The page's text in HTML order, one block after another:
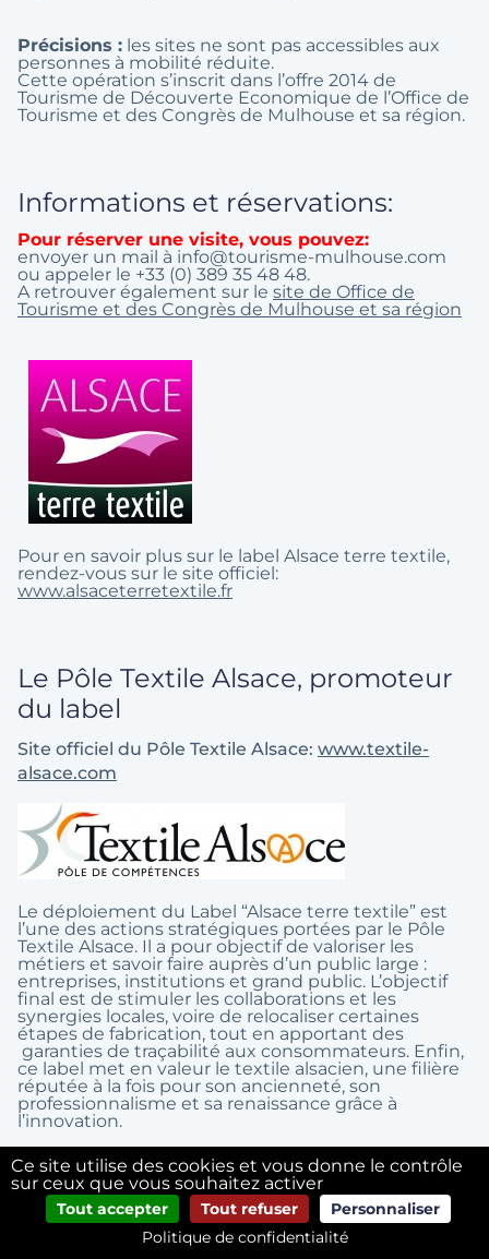
Précisions : les sites ne sont pas accessibles aux
personnes à mobilité réduite.
Cette opération s’inscrit dans l’offre 2014 de
Tourisme de Découverte Economique de l’Office de
Tourisme et des Congrès de Mulhouse et sa région.
Informations et réservations:
Pour réserver une visite, vous pouvez:
envoyer un mail à info@tourisme-mulhouse.com
ou appeler le +33 (0) 389 35 48 48.
A retrouver également sur le site de Office de
Tourisme et des Congrès de Mulhouse et sa région
Pour en savoir plus sur le label Alsace terre textile,
rendez-vous sur le site officiel:
www.alsaceterretextile.fr
Le Pôle Textile Alsace, promoteur
du label
Site officiel du Pôle Textile Alsace: www.textile-
alsace.com
Le déploiement du Label “Alsace terre textile” est
l’une des actions stratégiques portées par le Pôle
Textile Alsace. Il a pour objectif de valoriser les
métiers et savoir faire auprès d’un public large :
entreprises, institutions et grand public. L’objectif
final est de stimuler les collaborations et les
synergies locales, voire de relocaliser certaines
étapes de fabrication, tout en apportant des
garanties de traçabilité aux consommateurs. Enfin,
ce label met en valeur le textile alsacien, une filière
réputée à la fois pour son ancienneté, son
professionnalisme et sa renaissance grâce à
l’innovation.
Communiqué de presse officiel:
Cliquez ici pour télécharger le communiqué de
Ce site utilise des cookies et vous donne le contrôle
sur ceux que vous souhaitez activer
Tout accepter Tout refuser
Personnaliser
Politique de confidentialité